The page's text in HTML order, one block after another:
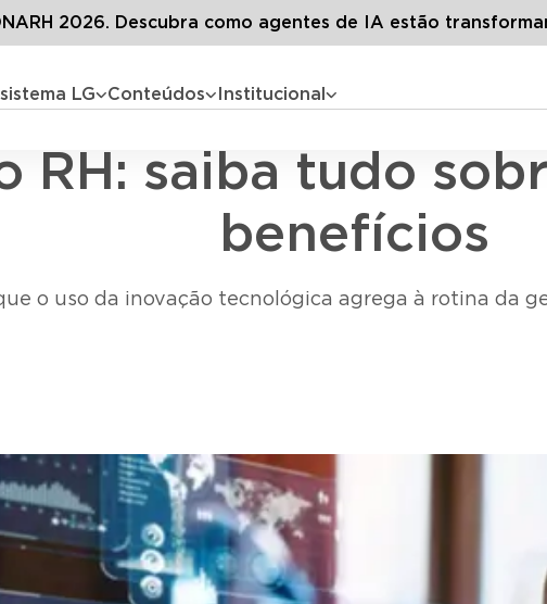
LG Conteúdos Institucional
2026. Descubra como agentes de IA estão
Tecnologia no RH: saiba tudo sobre
RH: saiba tudo
benefícios
o uso da inovação tecnológica agrega à rotina da